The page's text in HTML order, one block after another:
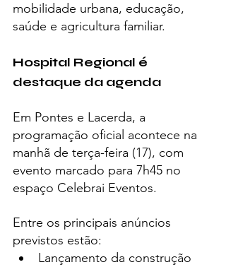
mobilidade urbana, educação,
saúde e agricultura familiar.
Hospital Regional é
destaque da agenda
Em Pontes e Lacerda, a
programação oficial acontece na
manhã de terça-feira (17), com
evento marcado para 7h45 no
espaço Celebrai Eventos.
Entre os principais anúncios
previstos estão:
Lançamento da construção